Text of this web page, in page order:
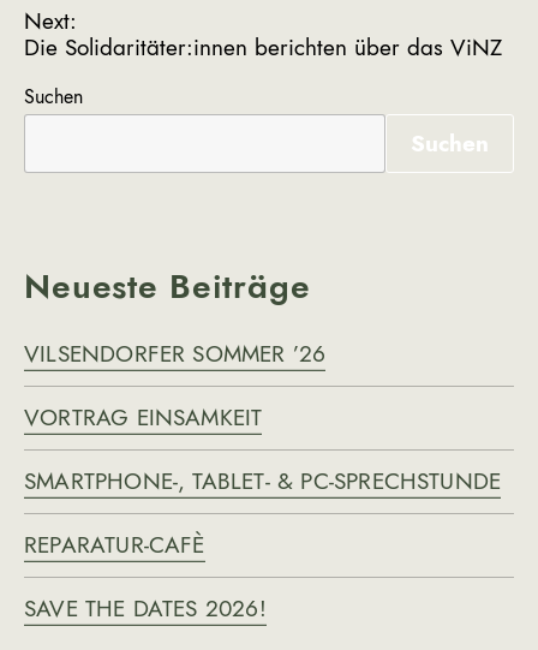
B
e
i
r
g
s
n
a
v
i
g
a
t
i
Next:
Die Solidaritäter:innen berichten über das ViNZ
Suchen
Suchen
Neueste Beiträge
VILSENDORFER SOMMER ’26
VORTRAG EINSAMKEIT
SMARTPHONE-, TABLET- & PC-SPRECHSTUNDE
REPARATUR-CAFÈ
SAVE THE DATES 2026!